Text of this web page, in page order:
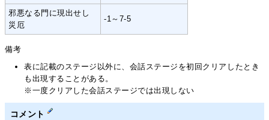
邪悪なる門に現出せし
災厄
-1～7-5
備考
表に記載のステージ以外に、会話ステージを初回クリアしたとき
も出現することがある。
※一度クリアした会話ステージでは出現しない
コメント